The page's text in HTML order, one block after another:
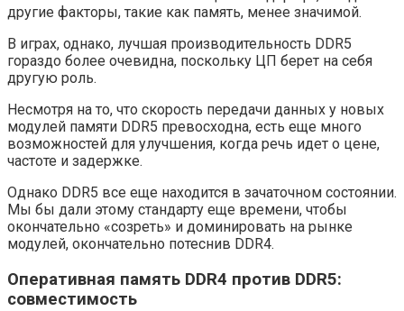
другие факторы, такие как память, менее значимой.
В играх, однако, лучшая производительность DDR5
гораздо более очевидна, поскольку ЦП берет на себя
другую роль.
Несмотря на то, что скорость передачи данных у новых
модулей памяти DDR5 превосходна, есть еще много
возможностей для улучшения, когда речь идет о цене,
частоте и задержке.
Однако DDR5 все еще находится в зачаточном состоянии.
Мы бы дали этому стандарту еще времени, чтобы
окончательно «созреть» и доминировать на рынке
модулей, окончательно потеснив DDR4.
Оперативная память DDR4 против DDR5:
совместимость